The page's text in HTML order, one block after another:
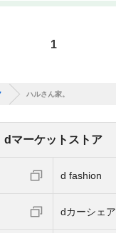
1
ハルさん家。
dマーケットストア
d fashion
dカーシェア